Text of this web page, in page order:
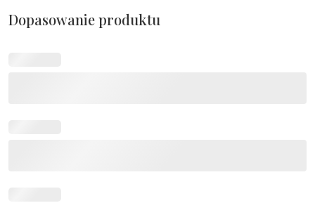
Dopasowanie produktu